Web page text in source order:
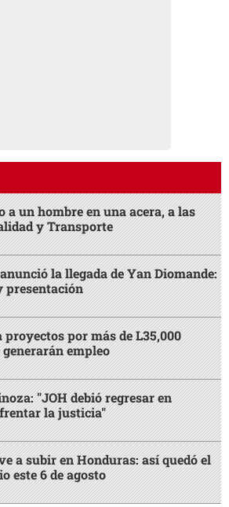
a un hombre en una acera, a las
y Transporte
la llegada de Yan Diomande:
presentación
por más de L35,000
empleo
"JOH debió regresar en
la justicia"
a subir en Honduras: así quedó el
este 6 de agosto